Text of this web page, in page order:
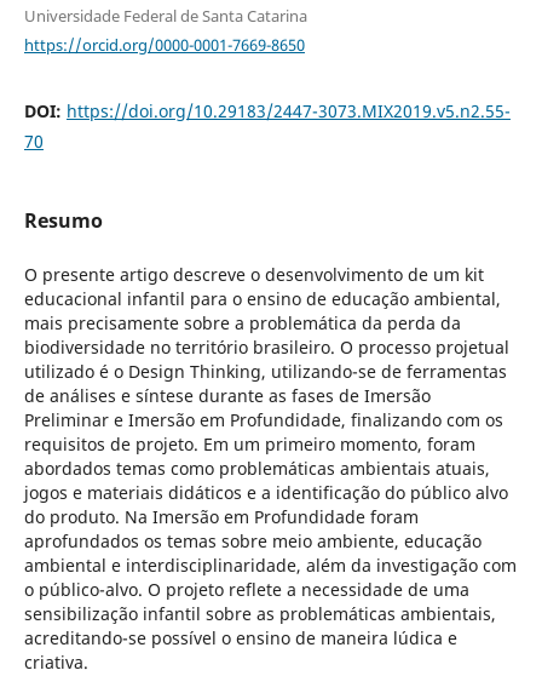
Universidade Federal de Santa Catarina
https://orcid.org/0000-0001-7669-8650
DOI: https://doi.org/10.29183/2447-3073.MIX2019.v5.n2.55-
70
Resumo
O presente artigo descreve o desenvolvimento de um kit
educacional infantil para o ensino de educação ambiental,
mais precisamente sobre a problemática da perda da
biodiversidade no território brasileiro. O processo projetual
utilizado é o Design Thinking, utilizando-se de ferramentas
de análises e síntese durante as fases de Imersão
Preliminar e Imersão em Profundidade, finalizando com os
requisitos de projeto. Em um primeiro momento, foram
abordados temas como problemáticas ambientais atuais,
jogos e materiais didáticos e a identificação do público alvo
do produto. Na Imersão em Profundidade foram
aprofundados os temas sobre meio ambiente, educação
ambiental e interdisciplinaridade, além da investigação com
o público-alvo. O projeto reflete a necessidade de uma
sensibilização infantil sobre as problemáticas ambientais,
acreditando-se possível o ensino de maneira lúdica e
criativa.